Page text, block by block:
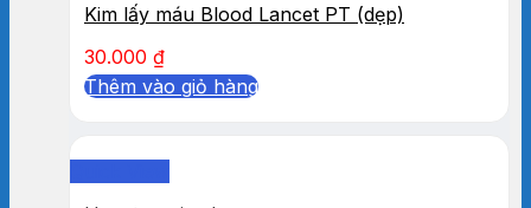
Kim lấy máu Blood Lancet PT (dẹp)
30.000 ₫
Thêm vào giỏ hàng